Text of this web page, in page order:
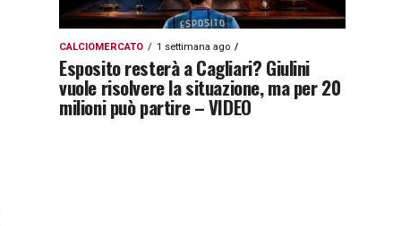
CALCIOMERCATO 1 settimana ago
Esposito resterà a Cagliari? Giulini
vuole risolvere la situazione, ma per 20
milioni può partire – VIDEO